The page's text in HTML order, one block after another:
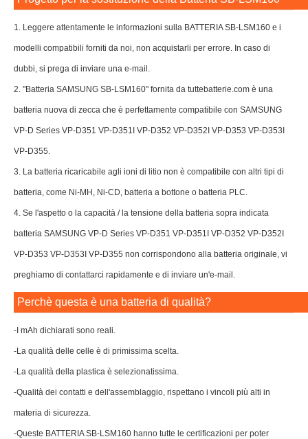
1. Leggere attentamente le informazioni sulla BATTERIA SB-LSM160 e i
modelli compatibili forniti da noi, non acquistarli per errore. In caso di
dubbi, si prega di inviare una e-mail.
2. "Batteria SAMSUNG SB-LSM160" fornita da tuttebatterie.com è una
batteria nuova di zecca che è perfettamente compatibile con SAMSUNG
VP-D Series VP-D351 VP-D351I VP-D352 VP-D352I VP-D353 VP-D353I
VP-D355.
3. La batteria ricaricabile agli ioni di litio non è compatibile con altri tipi di
batteria, come Ni-MH, Ni-CD, batteria a bottone o batteria PLC.
4. Se l'aspetto o la capacità / la tensione della batteria sopra indicata
batteria SAMSUNG VP-D Series VP-D351 VP-D351I VP-D352 VP-D352I
VP-D353 VP-D353I VP-D355 non corrispondono alla batteria originale, vi
preghiamo di contattarci rapidamente e di inviare un'e-mail.
Perchè questa è una batteria di qualità?
-I mAh dichiarati sono reali.
-La qualità delle celle è di primissima scelta.
-La qualità della plastica è selezionatissima.
-Qualità dei contatti e dell'assemblaggio, rispettano i vincoli più alti in
materia di sicurezza.
-Queste BATTERIA SB-LSM160 hanno tutte le certificazioni per poter